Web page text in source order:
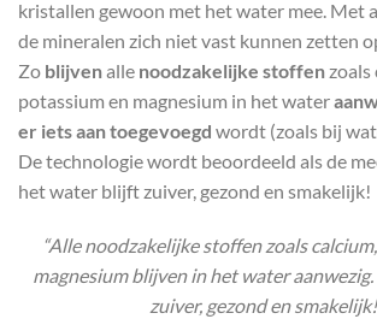
kristallen gewoon met het water mee. Met
de mineralen zich niet vast kunnen zetten
Zo blijvenalle noodzakelijke stoffenzoals
potassium en magnesium in het water
er iets aan toegevoegd wordt (zoals bij
De technologie wordt beoordeeld als de
het water blijft zuiver, gezond en smakelijk!
“Alle noodzakelijke stoffen zoals
magnesium blijven in het water
zuiver, gezond en